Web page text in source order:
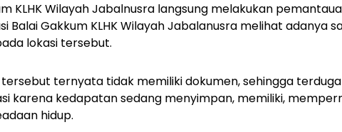
KLHK Wilayah Jabalnusra langsung melakukan
Balai Gakkum KLHK Wilayah Jabalanusra melihat adanya
lokasi tersebut.
ternyata tidak memiliki dokumen, sehingga
karena kedapatan sedang menyimpan, memiliki,
hidup.